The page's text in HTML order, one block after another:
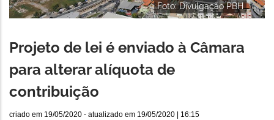
Foto: Divulgação PBH
Projeto de lei é enviado à Câmara
para alterar alíquota de
contribuição
criado em 19/05/2020 - atualizado em 19/05/2020 | 16:15